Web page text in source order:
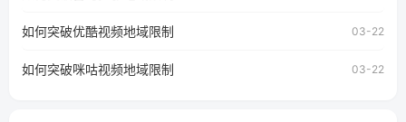
工作、留学、定居等，都可以使用，不再因地区和版权限制
所困扰。
如何突破优酷视频地域限制 03-22
如何突破咪咕视频地域限制 03-22